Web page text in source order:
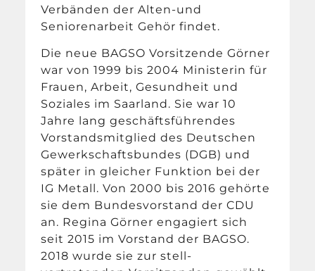
Verbänden der Alten-und
Seniorenarbeit Gehör findet.
Die neue BAGSO Vorsitzende Görner
war von 1999 bis 2004 Ministerin für
Frauen, Arbeit, Gesundheit und
Soziales im Saarland. Sie war 10
Jahre lang geschäftsführendes
Vorstandsmitglied des Deutschen
Gewerkschaftsbundes (DGB) und
später in gleicher Funktion bei der
IG Metall. Von 2000 bis 2016 gehörte
sie dem Bundesvorstand der CDU
an. Regina Görner engagiert sich
seit 2015 im Vorstand der BAGSO.
2018 wurde sie zur stell-